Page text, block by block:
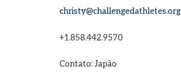
christy@challengedathletes.org
+1.858.442.9570
Contato: Japão